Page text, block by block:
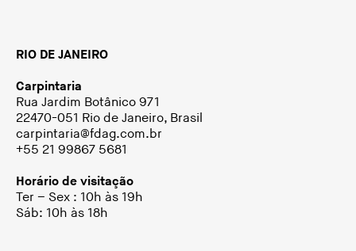
RIO DE JANEIRO
Carpintaria
Rua Jardim Botânico 971
22470-051 Rio de Janeiro, Brasil
carpintaria@fdag.com.br
+55 21 99867 5681
Horário de visitação
Ter – Sex : 10h às 19h
Sáb: 10h às 18h